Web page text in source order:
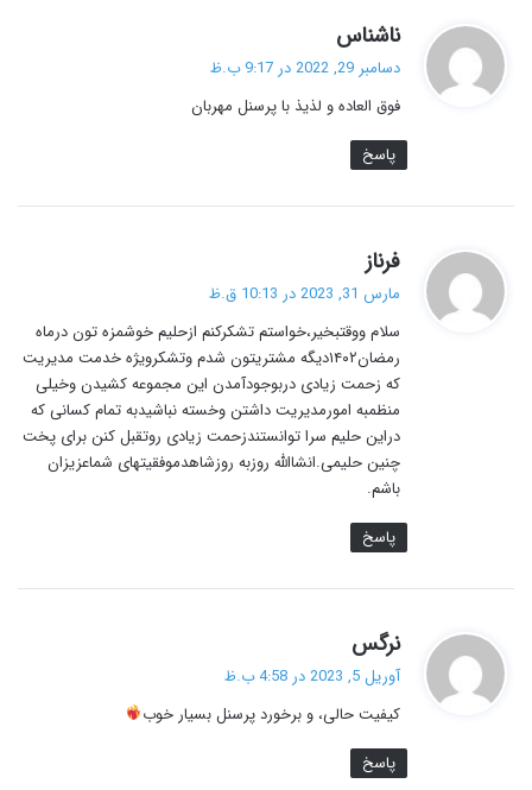
ناشناس
:
دسامبر 29, 2022 در 9:17 ب.ظ
فوق العاده و لذیذ با پرسنل مهربان
پاسخ
فرناز
ف
ت
:
مارس 31, 2023 در 10:13 ق.ظ
سلام ووقتبخیر،خواستم تشکرکنم ازحلیم خوشمزه تون درماه
رمضان۱۴۰۲دیگه مشتریتون شدم وتشکرویژه خدمت مدیریت
که زحمت زیادی دربوجودآمدن این مجموعه کشیدن وخیلی
منظمبه امورمدیریت داشتن وخسته نباشیدبه تمام کسانی که
دراین حلیم سرا توانستندزحمت زیادی روتقبل کنن برای پخت
چنین حلیمی.انشاالله روزبه روزشاهدموفقیتهای شماعزیزان
باشم.
پاسخ
نرگس
:
آوریل 5, 2023 در 4:58 ب.ظ
کیفیت حالی، و برخورد پرسنل بسیار خوب
پاسخ